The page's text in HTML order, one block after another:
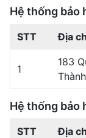
Hệ thống bảo
STT Địa
1
183
Hệ thống bảo
STT Địa